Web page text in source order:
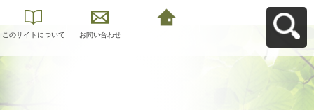
このサイトについて お問い合わせ